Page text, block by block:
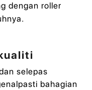
dengan roller
selepas
bahagian